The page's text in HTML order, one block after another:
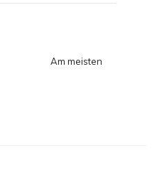
Am meisten